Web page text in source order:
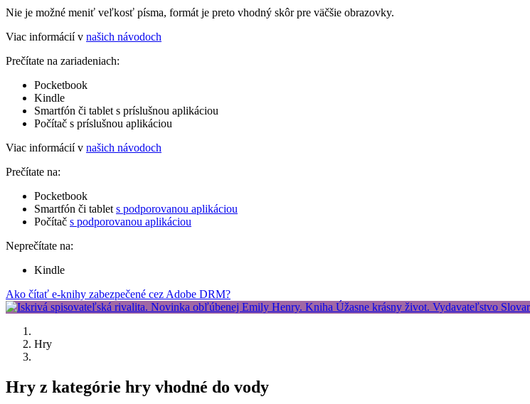
Nie je možné meniť veľkosť písma, formát je preto vhodný skôr pre väčšie obrazovky.
Viac informácií v našich návodoch
Prečítate na zariadeniach:
Pocketbook
Kindle
Smartfón či tablet s príslušnou aplikáciou
Počítač s príslušnou aplikáciou
Viac informácií v našich návodoch
Prečítate na:
Pocketbook
Smartfón či tablet s podporovanou aplikáciou
Počítač s podporovanou aplikáciou
Neprečítate na:
Kindle
Ako čítať e-knihy zabezpečené cez Adobe DRM?
Hry
Hry z kategórie hry vhodné do vody